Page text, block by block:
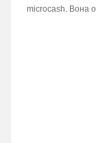
microcash. Вона